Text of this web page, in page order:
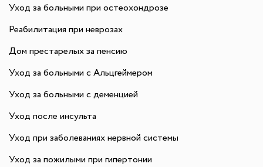
Уход за больными при остеохондрозе
Реабилитация при неврозах
Дом престарелых за пенсию
Уход за больными с Альцгеймером
Уход за больными с деменцией
Уход после инсульта
Уход при заболеваниях нервной системы
Уход за пожилыми при гипертонии